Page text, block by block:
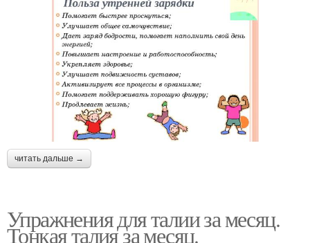
читать дальше →
Упражнения для талии за месяц.
Тонкая талия за месяц.